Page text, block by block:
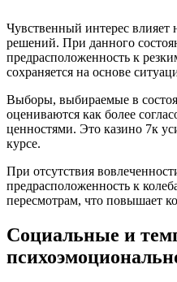
Чувственный интерес
решений. При данного
предрасположенность к
сохраняется на основе
Выборы, выбираемые в
оцениваются как более
ценностями. Это казино 7к
курсе.
При отсутствия
предрасположенность к
пересмотрам, что повышает
Социальные и